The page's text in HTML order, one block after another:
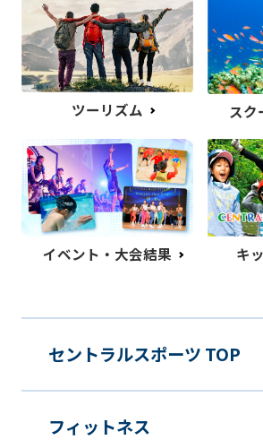
ツーリズム スク
イベント・大会結果 キ
セントラルスポーツ TOP
フィットネス